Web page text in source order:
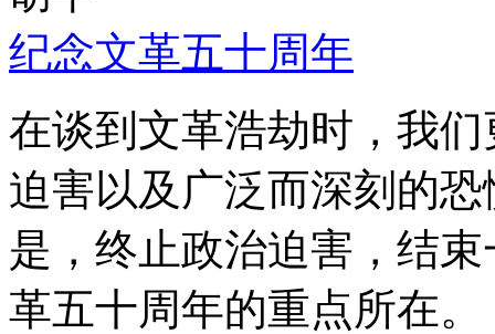
纪念文革五十周年
在谈到文革浩劫时，我
迫害以及广泛而深刻的
是，终止政治迫害，结
革五十周年的重点所在。